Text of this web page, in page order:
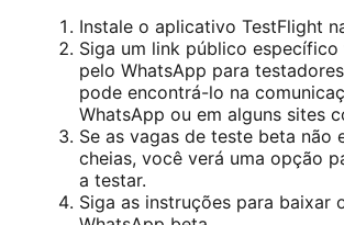
Instale o aplicativo TestFlight
Siga um link público
pelo WhatsApp para
pode encontrá-lo na
WhatsApp ou em alguns sites
Se as vagas de teste beta não
cheias, você verá uma opção
a testar.
Siga as instruções para baixar